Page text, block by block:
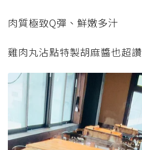
肉質極致Q彈、鮮嫩多汁
雞肉丸沾點特製胡麻醬也超讚